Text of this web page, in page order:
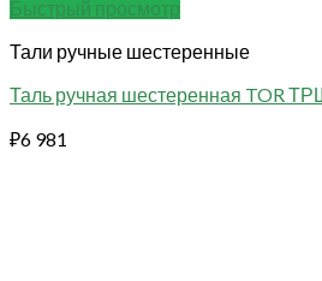
Быстрый просмотр
Тали ручные шестеренные
Таль ручная шестеренная TOR
₽6 981